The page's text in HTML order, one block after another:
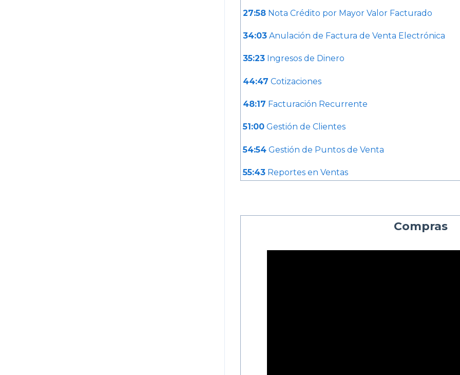
27:58Nota Crédito por Mayor Valor Facturado
34:03Anulación de Factura de Venta Electrónica
35:23Ingresos de Dinero
44:47 Cotizaciones
48:17 Facturación Recurrente
51:00Gestión de Clientes
54:54Gestión de Puntos de Venta
55:43Reportes en Ventas
Compras